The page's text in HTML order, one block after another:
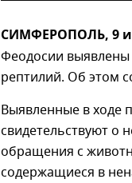
СИМФЕРОПОЛЬ, 9
Феодосии
рептилий. Об этом
Выявленные в ходе
свидетельствуют о
обращения с
содержащиеся в